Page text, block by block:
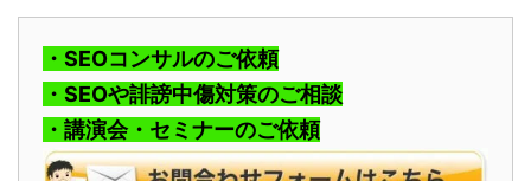
・SEOコンサルのご依頼
・SEOや誹謗中傷対策のご相談
・講演会・セミナーのご依頼